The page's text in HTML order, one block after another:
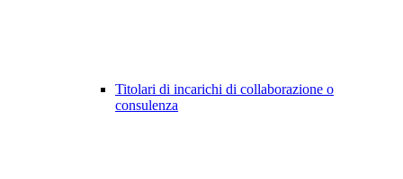
Titolari di incarichi di collaborazione o
consulenza